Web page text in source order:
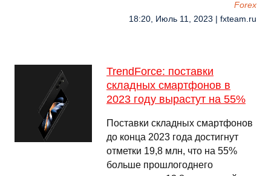
Forex
18:20, Июль 11, 2023 | fxteam.ru
TrendForce: поставки
складных смартфонов в
2023 году вырастут на 55%
Поставки складных смартфонов
до конца 2023 года достигнут
отметки 19,8 млн, что на 55%
больше прошлогоднего